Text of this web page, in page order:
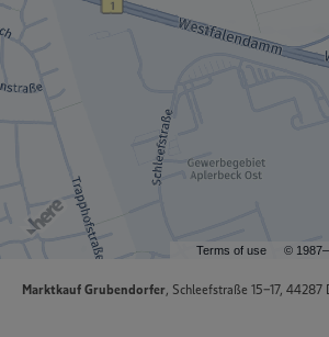
Terms of use ©
Marktkauf Grubendorfer, Schleefstraße 15-17, 44287